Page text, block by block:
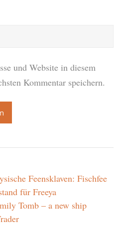
und Website in diesem
Kommentar speichern.
Feensklaven: Fischfee
für Freeya
Tomb – a new ship